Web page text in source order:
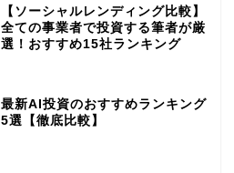
【ソーシャルレンディング比較】
全ての事業者で投資する筆者が厳
選！おすすめ15社ランキング
最新AI投資のおすすめランキング
5選【徹底比較】